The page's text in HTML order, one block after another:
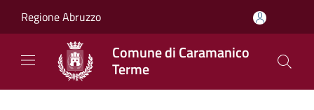
Regione Abruzzo
Comune di Caramanico
Terme